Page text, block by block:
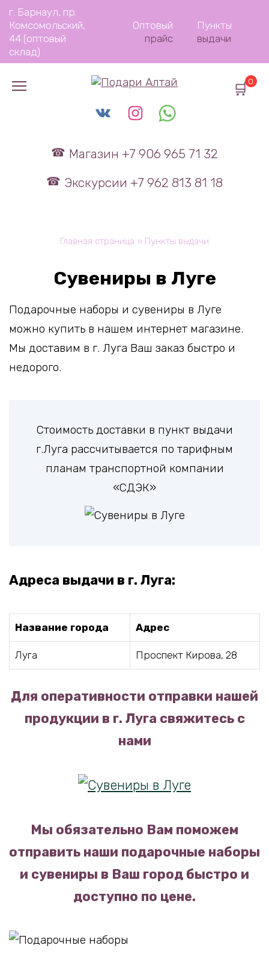
Перейти
содержанию
г. Барнаул, пр.
Комсомольский,
44 (оптовый
склад)
Оптовый
прайс
Пункты
выдачи
Магазин +7 906 965 71 32
Экскурсии +7 962 813 81 18
0
Главная страница » Пункты выдачи
Сувениры в Луге
Подарочные наборы и сувениры в Луге
можно купить в нашем интернет магазине.
Мы доставим в г. Луга Ваш заказ быстро и
недорого.
Стоимость доставки в пункт выдачи
г.Луга рассчитывается по тарифным
планам транспортной компании
«СДЭК»
Адреса выдачи в г. Луга:
Название города Адрес
Луга Проспект Кирова, 28
Для оперативности отправки нашей
продукции в г. Луга свяжитесь с
нами
Мы обязательно Вам поможем
отправить наши подарочные наборы
и сувениры в Ваш город быстро и
доступно по цене.